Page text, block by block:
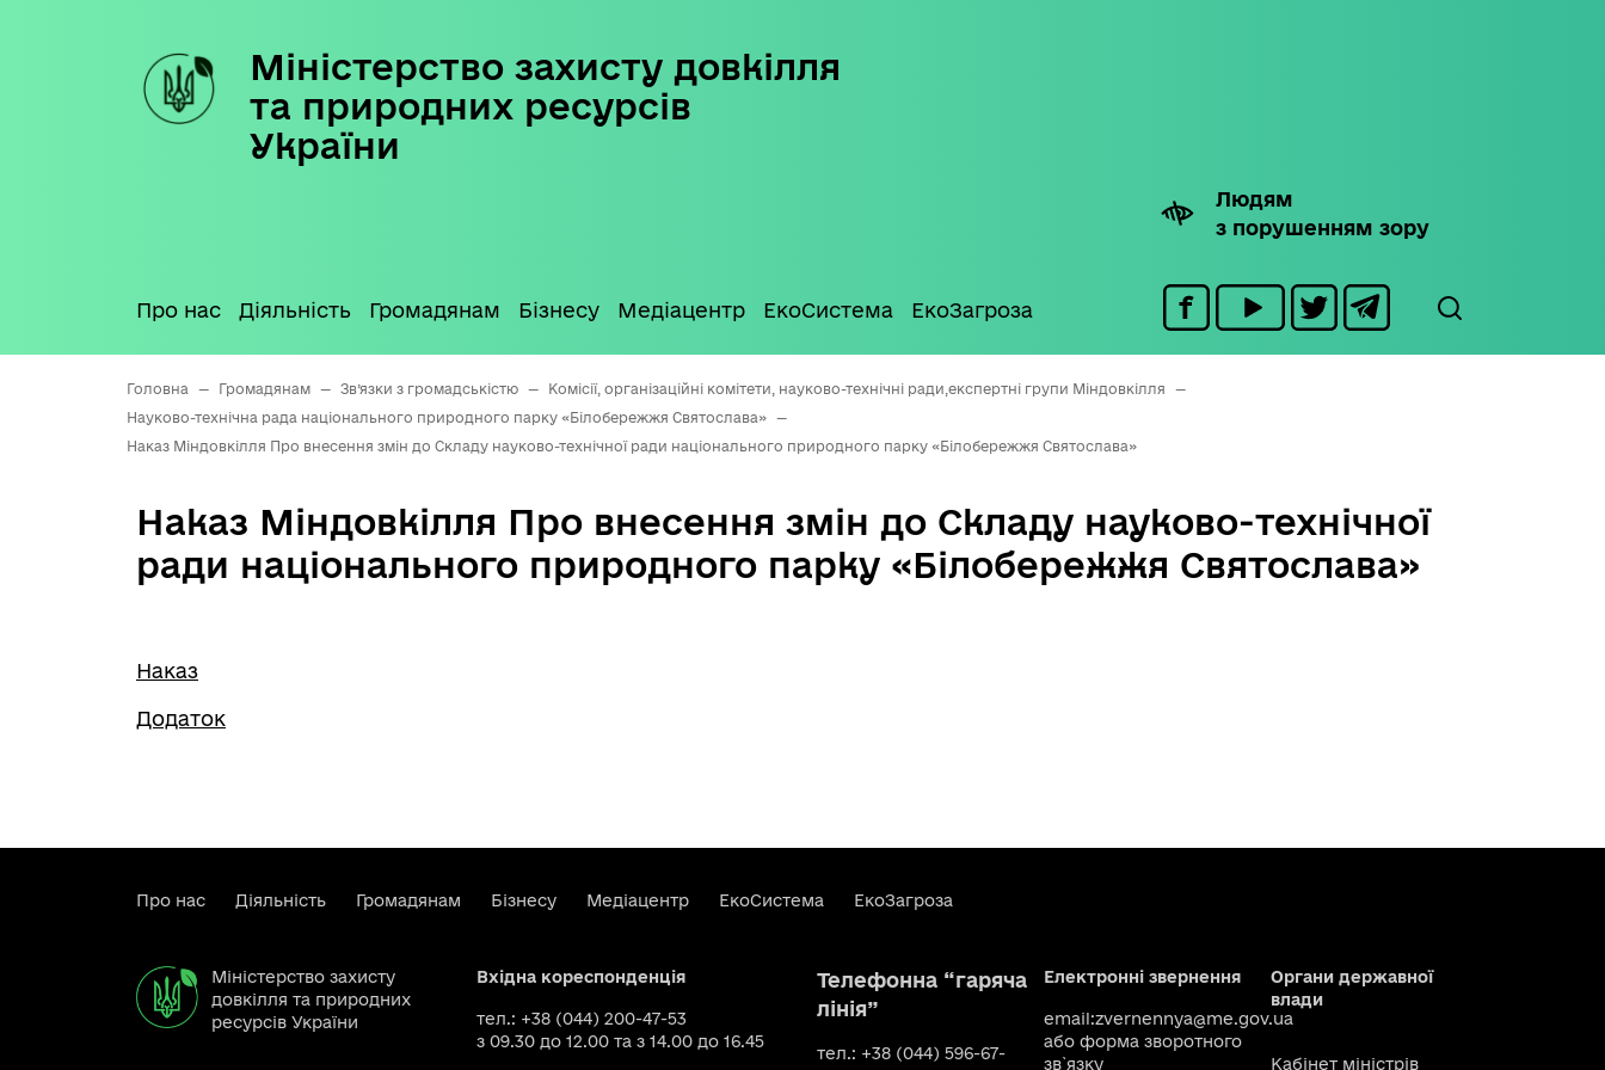
Міністерство захисту довкілля
та природних ресурсів
України
Людям
з порушенням зору
Про нас Діяльність Громадянам Бізнесу Медіацентр ЕкоСистема ЕкоЗагроза
Головна — Громадянам — Зв’язки з громадськістю — Комісії, організаційні комітети, науково-технічні ради,експертні групи Міндовкілля
—
Науково-технічна рада національного природного парку «Білобережжя Святослава»
—
Наказ Міндовкілля Про внесення змін до Складу науково-технічної ради національного природного парку «Білобережжя Святослава»
Наказ Міндовкілля Про внесення змін до Складу науково-технічної
ради національного природного парку «Білобережжя Святослава»
Наказ
Додаток
Про нас Діяльність Громадянам Бізнесу Медіацентр ЕкоСистема ЕкоЗагроза
Міністерство захисту
довкілля та природних
ресурсів України
Вхідна кореспонденція
тел.: +38 (044) 200-47-53
з 09.30 до 12.00 та з 14.00 до 16.45
Телефонна “гаряча
лінія”
тел.: +38 (044) 596-67-
Електронні звернення
email:zvernennya@me.gov.ua
або форма зворотного
зв`язку
Органи державної
влади
Кабінет міністрів